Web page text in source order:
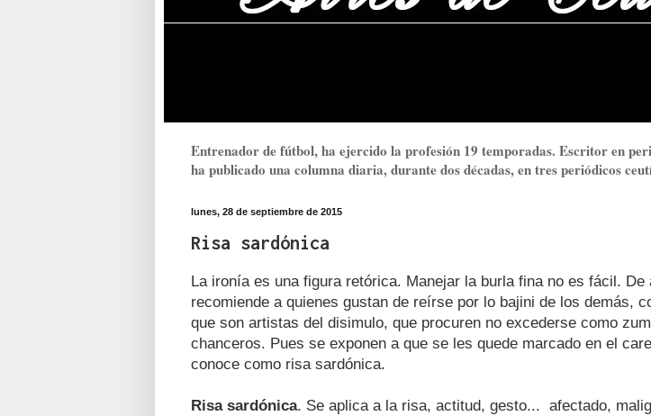
Entrenador de fútbol, ha ejercido la profesión 19 temporadas. Escritor en
ha publicado una columna diaria, durante dos décadas, en tres periódicos
lunes, 28 de septiembre de 2015
Risa sardónica
La ironía es una figura retórica. Manejar la burla fina no es fácil. De
recomiende a quienes gustan de reírse por lo bajini de los demás,
que son artistas del disimulo, que procuren no excederse como
chanceros. Pues se exponen a que se les quede marcado en el
conoce como risa sardónica.
Risa sardónica. Se aplica a la risa, actitud, gesto... afectado,